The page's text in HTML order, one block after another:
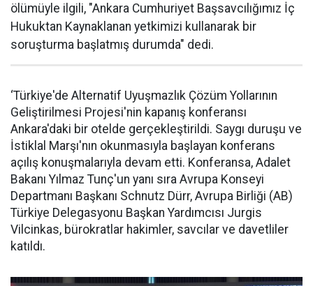
ölümüyle ilgili, "Ankara Cumhuriyet Başsavcılığımız İç
Hukuktan Kaynaklanan yetkimizi kullanarak bir
soruşturma başlatmış durumda" dedi.
‘Türkiye'de Alternatif Uyuşmazlık Çözüm Yollarının
Geliştirilmesi Projesi'nin kapanış konferansı
Ankara'daki bir otelde gerçekleştirildi. Saygı duruşu ve
İstiklal Marşı'nın okunmasıyla başlayan konferans
açılış konuşmalarıyla devam etti. Konferansa, Adalet
Bakanı Yılmaz Tunç'un yanı sıra Avrupa Konseyi
Departmanı Başkanı Schnutz Dürr, Avrupa Birliği (AB)
Türkiye Delegasyonu Başkan Yardımcısı Jurgis
Vilcinkas, bürokratlar hakimler, savcılar ve davetliler
katıldı.